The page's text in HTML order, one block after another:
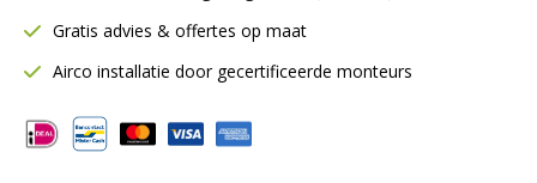
100
mm
|
45º
Gratis advies & offertes op maat
Airco installatie door gecertificeerde monteurs